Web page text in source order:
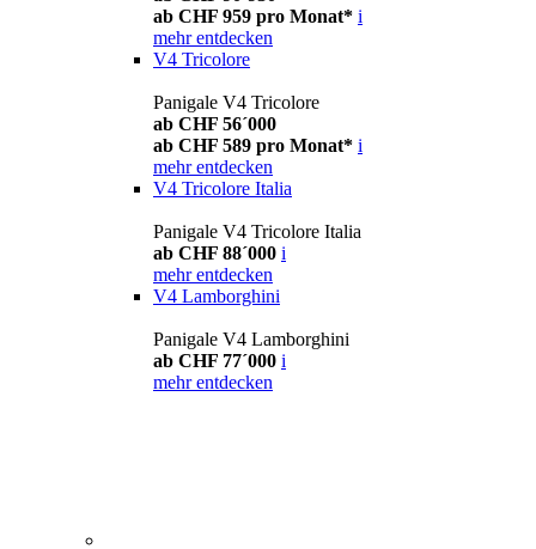
ab CHF 959 pro Monat* i
mehr entdecken
V4 Tricolore
Panigale V4 Tricolore
ab CHF 56´000
ab CHF 589 pro Monat* i
mehr entdecken
V4 Tricolore Italia
Panigale V4 Tricolore Italia
ab CHF 88´000 i
mehr entdecken
V4 Lamborghini
Panigale V4 Lamborghini
ab CHF 77´000 i
mehr entdecken